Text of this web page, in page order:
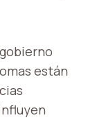
están